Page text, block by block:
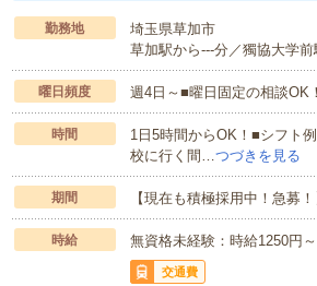
勤務地
埼玉県草加市
草加駅から---分／獨協大学
曜日頻度 週4日～■曜日固定の相談OK
時間
1日5時間からOK！■シフト
校に行く間…つづきを見る
期間 【現在も積極採用中！急募
時給 無資格未経験：時給1250
交通費